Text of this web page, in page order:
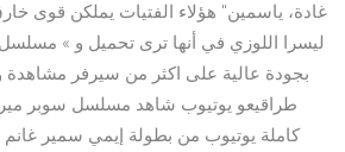
غادة، ياسمين" هؤلاء الفتيات يملكن قوى
ليسرا اللوزي في أنها ترى تحميل و »
كاملة يوتيوب من بطولة إيمي سمير